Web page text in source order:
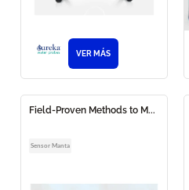
VER MÁS
Field-Proven Methods to M...
Sensor Manta